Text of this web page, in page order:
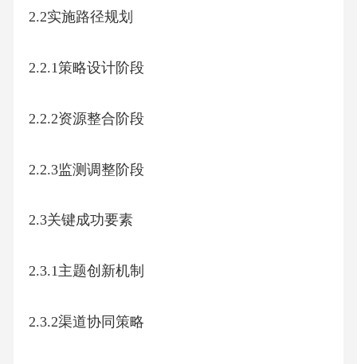
2.2实施路径规划
2.2.1策略设计阶段
2.2.2资源整合阶段
2.2.3监测调整阶段
2.3关键成功要素
2.3.1主题创新机制
2.3.2渠道协同策略